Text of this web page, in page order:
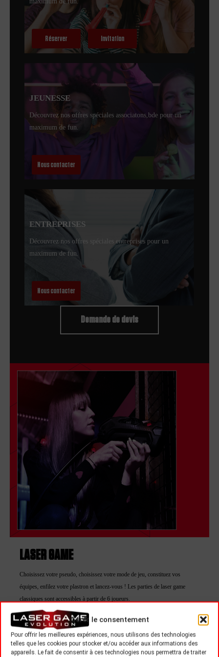
Gérer le consentement
Pour offrir les meilleures expériences, nous utilisons des technologies
telles que les cookies pour stocker et/ou accéder aux informations des
appareils. Le fait de consentir à ces technologies nous permettra de traiter
Réserver Invitation
JEUNESSE
Découvrez nos offres spéciales associatons,bde pour un
maximum de fun.
Nous contacter
ENTREPRISES
Découvrez nos offres spéciales entreprises pour un
maximum de fun.
Nous contacter
Demande de devis
LASER GAME
Choisissez votre pseudo, choisissez votre mode de jeu, constituez vos
équipes, enfilez votre plastron et lancez-vous ! Les parties de laser game
classiques sont accessibles à partir de 6 joueurs.
Le Laser Game Evolution est un jeu de tir où plusieurs joueurs s’affrontent,
en individuel ou en équipes, pour marquer un maximum de points.
Quel que soit le nombre de joueurs dans la partie, il est possible de jouer en